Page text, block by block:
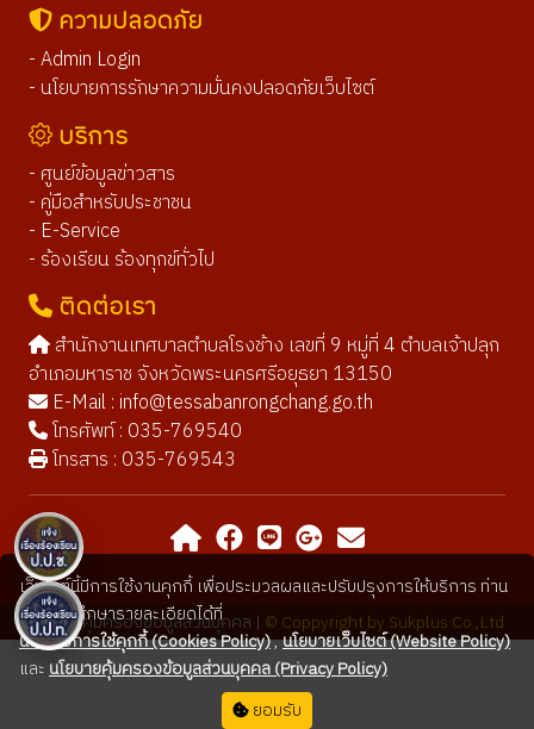
ความปลอดภัย
- Admin Login
- นโยบายการรักษาความมั่นคงปลอดภัยเว็บไซต์
บริการ
- ศูนย์ข้อมูลข่าวสาร
- คู่มือสำหรับประชาชน
- E-Service
- ร้องเรียน ร้องทุกข์ทั่วไป
ติดต่อเรา
สำนักงานเทศบาลตำบลโรงช้าง เลขที่ 9 หมู่ที่ 4 ตำบลเจ้าปลุก
อำเภอมหาราช จังหวัดพระนครศรีอยุธยา 13150
E-Mail : info@tessabanrongchang.go.th
โทรศัพท์ : 035-769540
โทรสาร : 035-769543
นโยบายคุ้มครองข้อมูลส่วนบุคคล | © Coppyright by Sukplus Co.,Ltd
เว็บไซต์นี้มีการใช้งานคุกกี้ เพื่อประมวลผลและปรับปรุงการให้บริการ ท่าน
สามารถศึกษารายละเอียดได้ที่
นโยบายการใช้คุกกี้ (Cookies Policy),นโยบายเว็บไซต์ (Website Policy)
และนโยบายคุ้มครองข้อมูลส่วนบุคคล (Privacy Policy)
ยอมรับ